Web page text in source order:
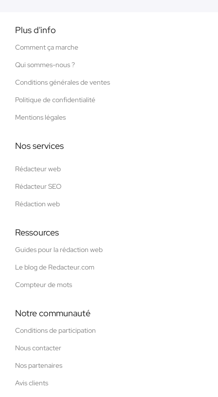
Plus d'info
Comment ça marche
Qui sommes-nous ?
Conditions générales de ventes
Politique de confidentialité
Mentions légales
Nos services
Rédacteur web
Rédacteur SEO
Rédaction web
Ressources
Guides pour la rédaction web
Le blog de Redacteur.com
Compteur de mots
Notre communauté
Conditions de participation
Nous contacter
Nos partenaires
Avis clients